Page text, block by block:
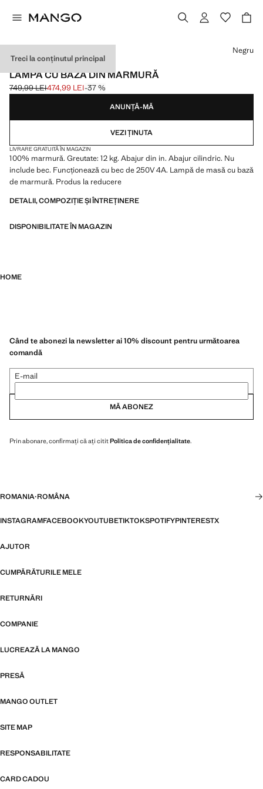
Treci la conținutul principal
PREMIUM
LAMPĂ CU BAZĂ DIN MARMURĂ
Preț inițial tăiat [749,99 LEI ]
749,99 LEI
Preț actual [474,99 LEI ]
474,99 LEI-37 %
Selectează o culoare
Negru
ANUNȚĂ-MĂ
VEZI ȚINUTA
LIVRARE GRATUITĂ ÎN MAGAZIN
100% marmură. Greutate: 12 kg. Abajur din in. Abajur cilindric. Nu
include bec. Funcționează cu bec de 250V 4A. Lampă de masă cu bază
de marmură. Produs la reducere
DETALII, COMPOZIȚIE ȘI ÎNTREȚINERE
DISPONIBILITATE ÎN MAGAZIN
HOME
Când te abonezi la newsletter ai 10% discount pentru următoarea
comandă
E-mail
MĂ ABONEZ
Prin abonare, confirmați că ați cititPolitica de confidențialitate.
ROMANIA·ROMÂNA
INSTAGRAMFACEBOOKYOUTUBETIKTOKSPOTIFYPINTERESTX
AJUTOR
CUMPĂRĂTURILE MELE
RETURNĂRI
COMPANIE
LUCREAZĂ LA MANGO
PRESĂ
MANGO OUTLET
SITE MAP
RESPONSABILITATE
CARD CADOU